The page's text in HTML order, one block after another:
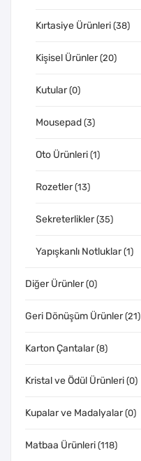
Kırtasiye Ürünleri (38)
Kişisel Ürünler (20)
Kutular (0)
Mousepad (3)
Oto Ürünleri (1)
Rozetler (13)
Sekreterlikler (35)
Yapışkanlı Notluklar (1)
Diğer Ürünler (0)
Geri Dönüşüm Ürünler (21)
Karton Çantalar (8)
Kristal ve Ödül Ürünleri (0)
Kupalar ve Madalyalar (0)
Matbaa Ürünleri (118)